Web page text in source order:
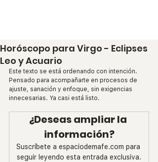
Horóscopo para Virgo - Eclipses
Leo y Acuario
Este texto se está ordenando con intención.
Pensado para acompañarte en procesos de
ajuste, sanación y enfoque, sin exigencias
innecesarias. Ya casi está listo.
¿Deseas ampliar la
información?
Suscríbete a espaciodemafe.com para
seguir leyendo esta entrada exclusiva.